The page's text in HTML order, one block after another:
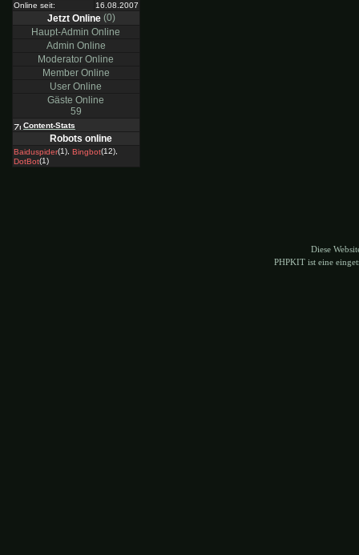
Online seit:
16.08.2007
Jetzt Online (0)
Haupt-Admin Online
Admin Online
Moderator Online
Member Online
User Online
Gäste Online
59
Content-Stats
Robots online
Baiduspider(1), Bingbot(12),
DotBot(1)
Diese
PHPKIT ist eine